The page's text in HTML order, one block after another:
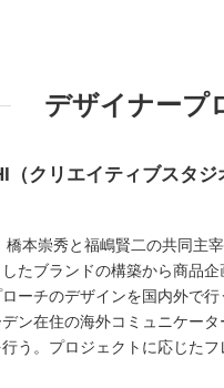
デザイナープ
（クリエイティブスタジ
橋本崇秀と福嶋賢二の共同主
したブランドの構築から商品
ーチのデザインを国内外で
デン在住の海外コミュニケー
う。プロジェクトに応じた